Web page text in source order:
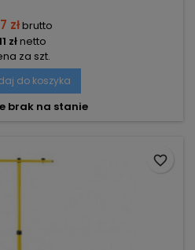
złbrutto
złnetto
za szt.
do koszyka
brak na stanie
favorite_border